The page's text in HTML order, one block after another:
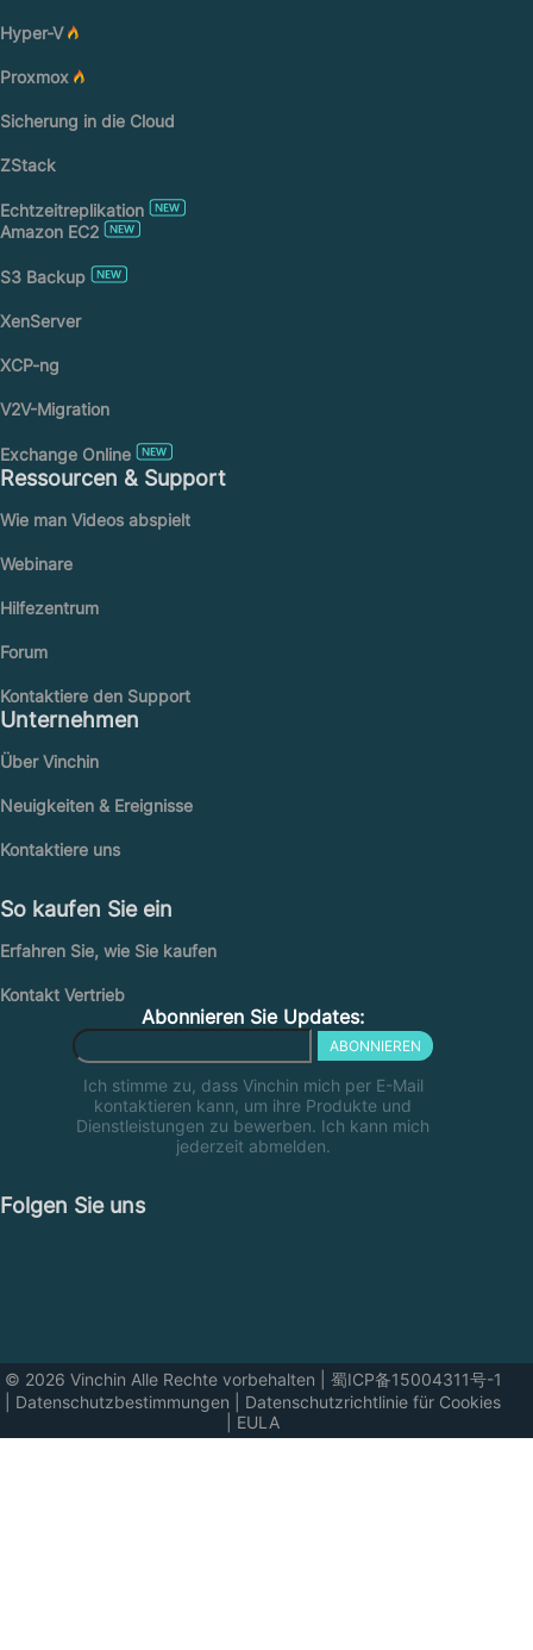
Hyper-V
Proxmox
Sicherung in die Cloud
ZStack
Echtzeitreplikation
Amazon EC2
S3 Backup
XenServer
XCP-ng
V2V-Migration
Exchange Online
Ressourcen & Support
Wie man Videos abspielt
Webinare
Hilfezentrum
Forum
Kontaktiere den Support
Unternehmen
Über Vinchin
Neuigkeiten & Ereignisse
Kontaktiere uns
So kaufen Sie ein
Erfahren Sie, wie Sie kaufen
Kontakt Vertrieb
Abonnieren Sie Updates:
ABONNIEREN
Ich stimme zu, dass Vinchin mich per E-Mail
kontaktieren kann, um ihre Produkte und
Dienstleistungen zu bewerben. Ich kann mich
jederzeit abmelden.
Folgen Sie uns
© 2026 Vinchin Alle Rechte vorbehalten
蜀ICP备15004311号-1
Datenschutzbestimmungen
Datenschutzrichtlinie für Cookies
EULA